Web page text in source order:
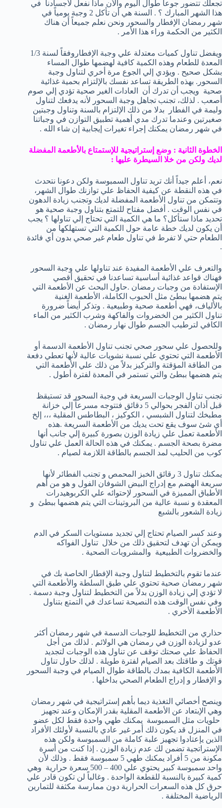
تجعلك تتضور جوعاً طوال اليوم والأن ماذا نفعل لأجسادنا في
هذا الشهر المبارك ؟ . السنة هي أن تأكل 2 وجبة يومياً في
شهر رمضان الإفطار والسحور ونحن نعلم جميعاً أن هناك
الكثير من الحكمة وراء هذا الأمر .
ويفضل تناول كميات معتدلة علي وجبة الإفطاروفقاً لسنة 1/3
المعدة للطعام وهذه الكمية كافية لهضمها طوال المساء
بشكل صحيح . ويؤدي إلي الجوع مرة أخري لتناول وجبة
السحور. بهذه الطريقة تساعد نفسك بالإلتزام بحمية غذائية
صحية ويجب أن تدرك أن العادات الغير صحية تؤدي إلي صوم
أصعب . لذلك، تجنب تجاهل وجبة السحور لأنه يدفعك لتناول
وليمة في الفطار بدلا من ذلك الإلتزام بالسنة وتناول وجبتين
صغيرتين وعندما تدرك مدي أهمية تطبيق التوازن في وجباتنا
في شهر رمضان يمكنك إجراء تغيرات إيجابية إن شاء الله .
الخطوة الثانية : وضع إستراتيجية للإستمتاع بالأطعمة المفضلة
لديك ولكن من خلا السيطرة عليها :
نعم، أعلم جيداً أنك تريد تناول السمبوسة ولكن دعونا نتحدث
في هذه النقطة عن كيفية الحفاظ علي توازنك طوال الشهر،
وتتمكن من تناول الأطعمة المفضلة لديك وتجنب زيادة الدهون
في نفس الوقت . أفضل مفتاح للتمتع بتناول وجبة صحية هو
تحديد ماذا ستأكل؟ ما هي الكمية التي تحتاج إلي تناولها ؟ يجب
أن يكون لديك خطة عامة حول الكمية التي تستهلكها من
الطعام حتي لا تفرط في تناول طعام غير صحي بدون أي فائدة
.
والتعرف علي الأطعمة المفيدة عند تناولها علي وجبة السحور
فهناك قواعد غذائية أساسية تساعدنا في تحقيق أقصي
الإستفادة من وجبات رمضان .حاول البحث عن الأطعمة التي
يتم هضمها ببطئ مثل الحبوب الكاملة، الأطعمة الغنية
بالألياف، فهي أطعمة صحية وطبيعية . وتذكر أيضاً ضرورة
تناول الكثير من الخضروات والفاكهة وشرب الكثير من الماء
الكافي لترطيب الجسم طوال نهار رمضان .
وللحصول علي سحور صحي تجنب تناول الأطعمة الدسمة أو
الأطعمة التي تحتوي علي نسبة نشويات عالية لأنها تعطي دفعة
من الطاقة المؤقتة والتركيز بدلاً من ذلك علي الأطعمة التي
يتم هضمها ببطئ والتي تستمر في المعدة لفترة أطول .
تجنب تناول الوجبات السريعة في وجبة السحور قد تستيقظ
قبل أذان الفجر بحوالي 5 دقائق فتتوجه مسرعاً إلي خزانة
مطبخك لتناول الشبسي ، الكوكيز ، البطاطس المقلية ،،، إلخ
أي شئ سوف يقع تحت يديك من الأطعمة السريعة .هذه
الأطعمة تعمل علي زيادة الوزن بصورة كبيرة إلي جانب أنها
مضرة بصحة الجسم . يمكنك في هذه الحالة العمل علي تناول
كوب من الحليب لمد الجسم بالطاقة اللازمة لصيام .
يمكنك تناول 3 رقائق الخبز المحمص و تجنب الفطائر لأنها
سريعة الهضم مع إدراج البيض الشوفان الفول و هو من أهم
الأطباق المميزة في السحور لإحتوائه علي الكربوهيدرات
المعقدة و نسبة عالية من البروتينات التي يتم هضمها ببطئ و
زيادة الشعور بالشبع
وعند كسر الصيام تحتاج إلي تجديد مستويات السكر في الدم
ويمكن أن تهدف لتحقيق ذلك من خلال تناول الفواكه
والخضروات الطبيعية والمشروبات الصحية .
عندما تقوم بالتخطيط لتناول وجبة الإفطار الخاصة بك في
شهر رمضان صحية تحتوي علي طبق السلطة والأطعمة التي
لا تؤدي إلي زيادة الوزن بدلاً من التخطيط لتناول وجبة دسمة .
وفي نفس الوقت هذه النصيحة تساعدك في التمتع بتناول
الأطعمة الأخري .
حذاري من التخطيط للوجبات الدسمة في شهر رمضان أكثر
عدو لزيادة الوزن في رمضان هي الولائم . لذلك من أجل
الحفاظ علي صحتك توقف عن تناول هذه الوجبات لتجديد
قوتك و طاقتك بعد الصيام لفترة طويلة . لذلك حاول تناول
الأطعمة الكافية بمدك بالطاقة طوال الصيام في وجبة السحور
و الإفطار و إدراج الطعام الصحي بداخلها .
وينصح أخصائي التغذية ديما بأهم إستراتيجية في شهر رمضان
وهي الإبتعاد عن الأطعمة المقلية بقدر الإمكان وعند تجهيز
حلويات مثل السمبوسة يمكنك طهي واحدة فقط لكل عضو
في المنزل قد يكون ذلك أمر غير عادي بالنسبة لأولئك الأفراد
الذين يإعتادوا تجهيز علبة كاملة من السمبوسة ولكن هذه
الإستراتجية تضمن لك عدم زيادة الوزن . إذا كنت من أسرة
مكونة من 5 أفراد يمكنك طهي 5 سمبوسة فقط . وذلك لأن
واحد سمبوسة كبير يحتوي علي 400 – 500 سعرة حرارية وهي
كمية كبيرة بالنسبة للقطعة الواحدة . وغالباً لن تكون قادر علي
حرق كل هذه السعرات الحرارية دون ممارسة مكثفة للتمارين
الرياضية المختلفة .